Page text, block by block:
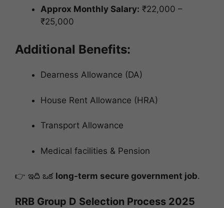
Approx Monthly Salary: ₹22,000 –
₹25,000
Additional Benefits:
Dearness Allowance (DA)
House Rent Allowance (HRA)
Transport Allowance
Medical facilities & Pension
👉 ఇది ఒక long-term secure government job.
RRB Group D Selection Process 2025